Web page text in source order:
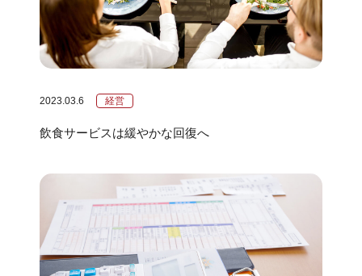
2023.03.6 経営
飲食サービスは緩やかな回復へ